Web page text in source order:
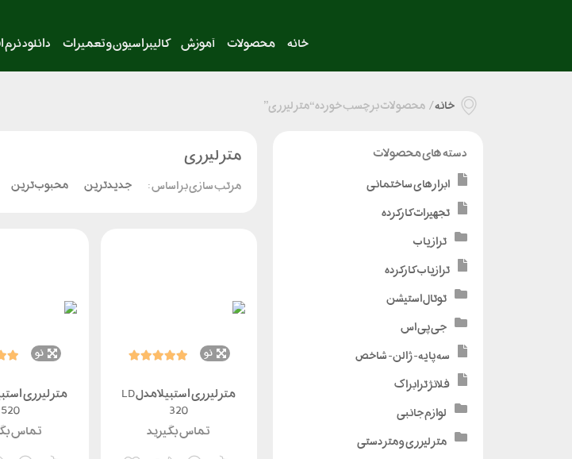
خانه محصولات آموزش کالیبراسیون و تعمیرات دانلود نرم
خانه/ محصولات برچسب خورده “متر لیزری”
متر لیزری
مرتب سازی بر اساس : جدیدترین محبوب‌ترین
نو
متر لیزری استبیلا مدل LD
320
تماس بگیرید
نو
520
تماس
دسته های محصولات
ابزارهای ساختمانی
تجهیزات کارکرده
تراز یاب
ترازیاب کارکرده
توتال استیشن
جی پی اس
سه پایه - ژالن - شاخص
فلانژ ترابراک
لوازم جانبی
متر لیزری و متر دستی